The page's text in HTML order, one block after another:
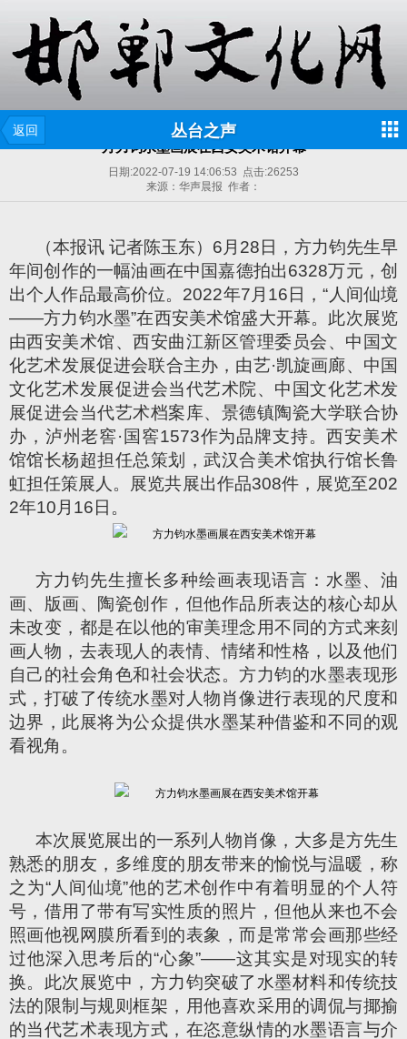
返回 丛台之声
方力钧水墨画展在西安美术馆开幕
日期:2022-07-19 14:06:53 点击:26253
来源：华声晨报 作者：
（本报讯 记者陈玉东）6月28日，方力钧先生早
年间创作的一幅油画在中国嘉德拍出6328万元，创
出个人作品最高价位。2022年7月16日，“人间仙境
——方力钧水墨”在西安美术馆盛大开幕。此次展览
由西安美术馆、西安曲江新区管理委员会、中国文
化艺术发展促进会联合主办，由艺·凯旋画廊、中国
文化艺术发展促进会当代艺术院、中国文化艺术发
展促进会当代艺术档案库、景德镇陶瓷大学联合协
办，泸州老窖·国窖1573作为品牌支持。西安美术
馆馆长杨超担任总策划，武汉合美术馆执行馆长鲁
虹担任策展人。展览共展出作品308件，展览至202
2年10月16日。
方力钧先生擅长多种绘画表现语言：水墨、油
画、版画、陶瓷创作，但他作品所表达的核心却从
未改变，都是在以他的审美理念用不同的方式来刻
画人物，去表现人的表情、情绪和性格，以及他们
自己的社会角色和社会状态。方力钧的水墨表现形
式，打破了传统水墨对人物肖像进行表现的尺度和
边界，此展将为公众提供水墨某种借鉴和不同的观
看视角。
本次展览展出的一系列人物肖像，大多是方先生
熟悉的朋友，多维度的朋友带来的愉悦与温暖，称
之为“人间仙境”他的艺术创作中有着明显的个人符
号，借用了带有写实性质的照片，但他从来也不会
照画他视网膜所看到的表象，而是常常会画那些经
过他深入思考后的“心象”——这其实是对现实的转
换。此次展览中，方力钧突破了水墨材料和传统技
法的限制与规则框架，用他喜欢采用的调侃与揶揄
的当代艺术表现方式，在恣意纵情的水墨语言与介